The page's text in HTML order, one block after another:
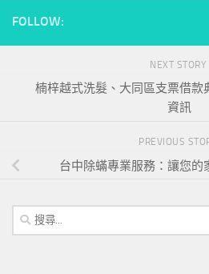
FOLLOW:
NEXT STORY
楠梓越式洗髮、大同區支票借款
資訊
PREVIOUS
台中除蟎專業服務：讓您的
搜
尋